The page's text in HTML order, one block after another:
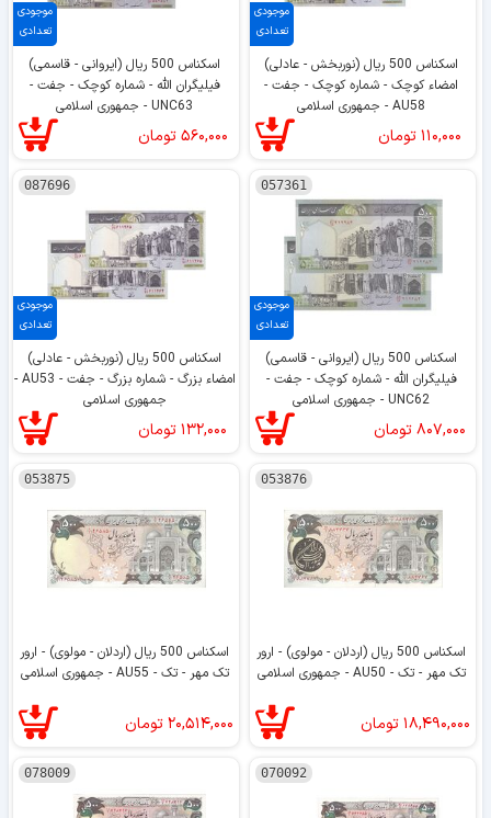
موجودی
تعدادی
اسکناس 500 ریال (نوربخش - عادلی)
امضاء کوچک - شماره کوچک - جفت -
AU58 - جمهوری اسلامی
۱۱۰,۰۰۰ تومان
موجودی
تعدادی
اسکناس 500 ریال (ایروانی - قاسمی)
فیلیگران الله - شماره کوچک - جفت -
UNC63 - جمهوری اسلامی
۵۶۰,۰۰۰ تومان
موجودی
تعدادی
057361
اسکناس 500 ریال (ایروانی - قاسمی)
فیلیگران الله - شماره کوچک - جفت -
UNC62 - جمهوری اسلامی
۸۰۷,۰۰۰ تومان
موجودی
تعدادی
087696
اسکناس 500 ریال (نوربخش - عادلی)
امضاء بزرگ - شماره بزرگ - جفت - AU53 -
جمهوری اسلامی
۱۳۲,۰۰۰تومان
053876
اسکناس 500 ریال (اردلان - مولوی) - ارور
تک مهر - تک - AU50 - جمهوری اسلامی
۱۸,۴۹۰,۰۰۰تومان
053875
اسکناس 500 ریال (اردلان - مولوی) - ارور
تک مهر - تک - AU55 - جمهوری اسلامی
۲۰,۵۱۴,۰۰۰تومان
070092
078009